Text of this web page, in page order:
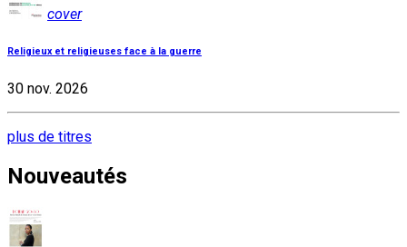
cover
Religieux et religieuses face à la guerre
30 nov. 2026
plus de titres
Nouveautés